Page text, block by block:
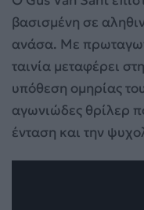
βασισμένη σε
ανάσα. Με
ταινία μεταφέρει
υπόθεση ομηρίας
αγωνιώδες θρίλερ
ένταση και την